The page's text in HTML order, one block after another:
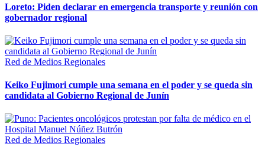
Loreto: Piden declarar en emergencia transporte y reunión con
gobernador regional
Red de Medios Regionales
Keiko Fujimori cumple una semana en el poder y se queda sin
candidata al Gobierno Regional de Junín
Red de Medios Regionales